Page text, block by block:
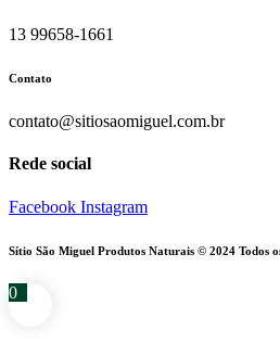
13 99658-1661
Contato
contato@sitiosaomiguel.com.br
Rede social
Facebook Instagram
Sítio São Miguel Produtos Naturais © 2024 Todos
0